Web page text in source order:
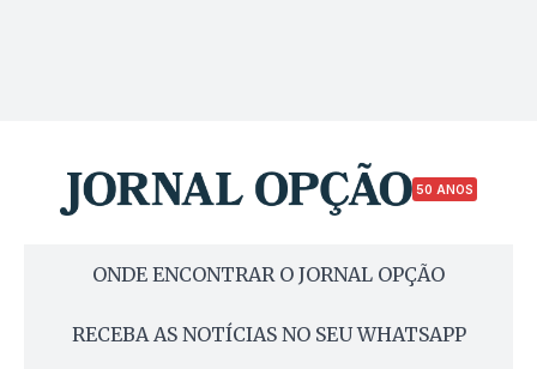
50 ANOS
ONDE ENCONTRAR O JORNAL OPÇÃO
RECEBA AS NOTÍCIAS NO SEU WHATSAPP